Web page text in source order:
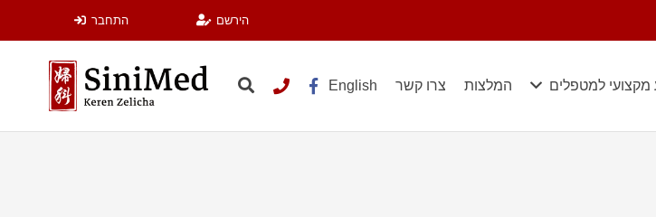
הירשם התחבר
מקצועי למטפלים המלצות צרו קשר English